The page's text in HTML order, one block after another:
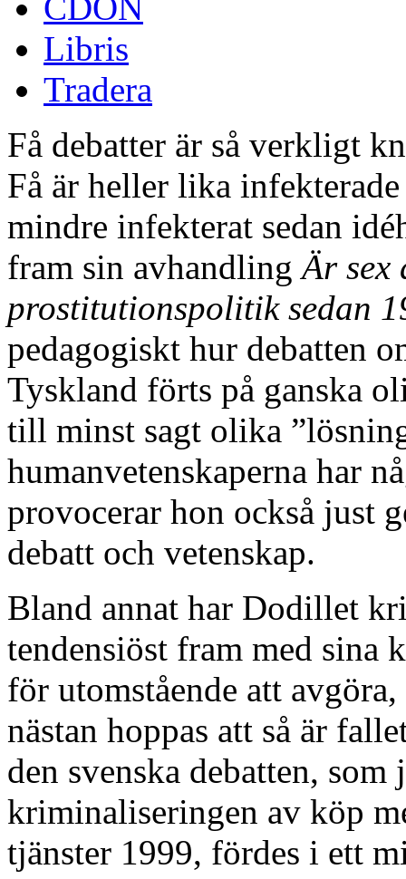
Libris
Tradera
Få debatter är så verkligt
Få är heller lika
mindre infekterat sedan
fram sin avhandlingÄr sex
prostitutionspolitik sedan
pedagogiskt hur debatten
Tyskland förts på ganska
till minst sagt olika
humanvetenskaperna har
provocerar hon också just
debatt och vetenskap.
Bland annat har Dodillet
tendensiöst fram med
för utomstående att
nästan hoppas att så är
den svenska debatten,
kriminaliseringen av köp
tjänster 1999, fördes i ett